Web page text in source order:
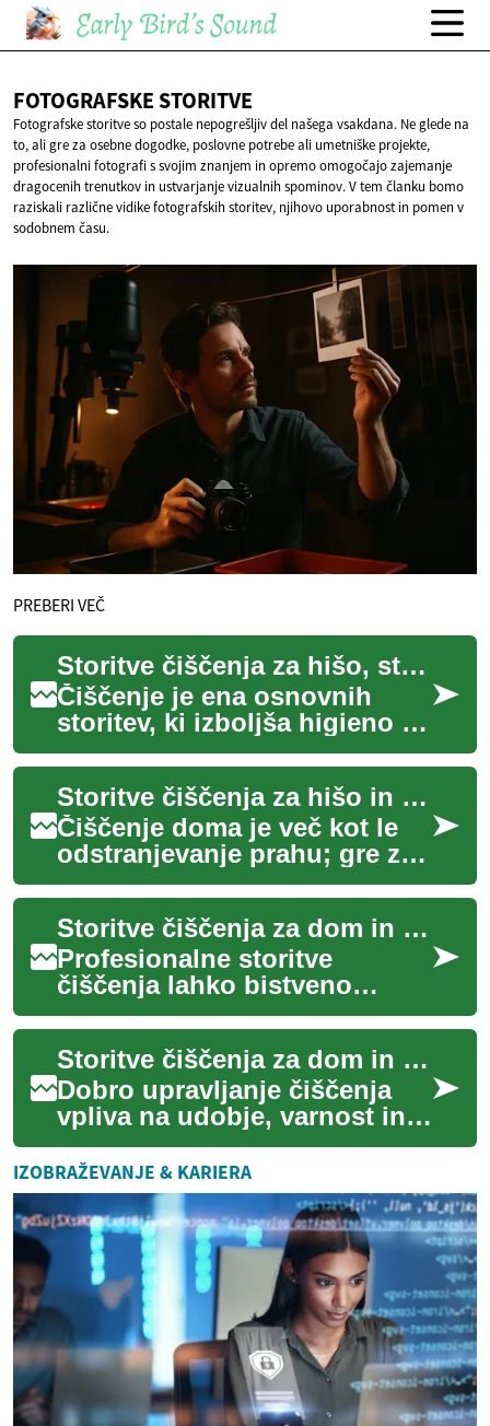
FOTOGRAFSKE STORITVE
Fotografske storitve so postale nepogrešljiv del našega vsakdana. Ne glede na
to, ali gre za osebne dogodke, poslovne potrebe ali umetniške projekte,
profesionalni fotografi s svojim znanjem in opremo omogočajo zajemanje
dragocenih trenutkov in ustvarjanje vizualnih spominov. V tem članku bomo
raziskali različne vidike fotografskih storitev, njihovo uporabnost in pomen v
sodobnem času.
PREBERI VEČ
Storitve čiščenja za hišo, stanovanje in dom
Čiščenje je ena osnovnih
storitev, ki izboljša higieno in
udobje bivanja. Ne glede na
to, ali gre za redno
vzdrževanj...
Storitve čiščenja za hišo in stanovanje
Čiščenje doma je več kot le
odstranjevanje prahu; gre za
vzdrževanje zdravega in
funkcionalnega bivalnega
okolja. Pro...
Storitve čiščenja za dom in stanovanje: praktičen vodnik
Profesionalne storitve
čiščenja lahko bistveno
olajšajo vzdrževanje čistega
in urejenega doma ali
stanovanja, še pose...
Storitve čiščenja za dom in stanovanje
Dobro upravljanje čiščenja
vpliva na udobje, varnost in
vzdrževanje vrednosti
prostora. Storitve čiščenja so
lahko re...
IZOBRAŽEVANJE & KARIERA